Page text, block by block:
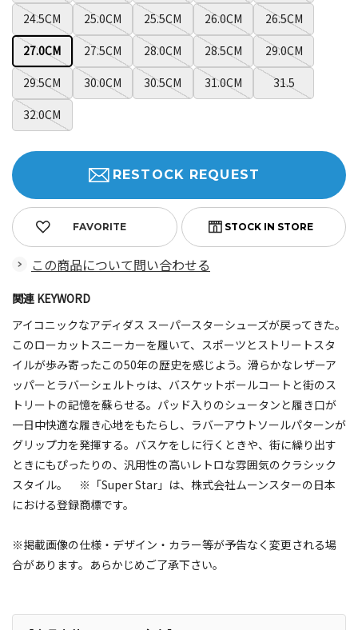
24.5CM
25.0CM 25.5CM 26.0CM
26.5CM
27.0CM
27.5CM 28.0CM 28.5CM
29.0CM
29.5CM
30.0CM 30.5CM 31.0CM
31.5
32.0CM
FAVORITE
RESTOCK REQUEST
この商品について問い合わせる
関連 KEYWORD
アイコニックなアディダス スーパースターシューズが戻ってきた。
このローカットスニーカーを履いて、スポーツとストリートスタ
イルが歩み寄ったこの50年の歴史を感じよう。滑らかなレザーア
ッパーとラバーシェルトゥは、バスケットボールコートと街のス
トリートの記憶を蘇らせる。パッド入りのシュータンと履き口が
一日中快適な履き心地をもたらし、ラバーアウトソールパターンが
グリップ力を発揮する。バスケをしに行くときや、街に繰り出す
ときにもぴったりの、汎用性の高いレトロな雰囲気のクラシック
スタイル。 ※「Super Star」は、株式会社ムーンスターの日本
における登録商標です。
※掲載画像の仕様・デザイン・カラー等が予告なく変更される場
合があります。あらかじめご了承下さい。